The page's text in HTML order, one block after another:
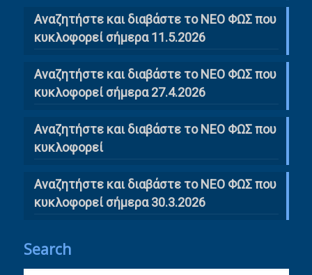
Αναζητήστε και διαβάστε το ΝΕΟ ΦΩΣ που
κυκλοφορεί σήμερα 11.5.2026
Αναζητήστε και διαβάστε το ΝΕΟ ΦΩΣ που
κυκλοφορεί σήμερα 27.4.2026
Αναζητήστε και διαβάστε το ΝΕΟ ΦΩΣ που
κυκλοφορεί
Αναζητήστε και διαβάστε το ΝΕΟ ΦΩΣ που
κυκλοφορεί σήμερα 30.3.2026
Search